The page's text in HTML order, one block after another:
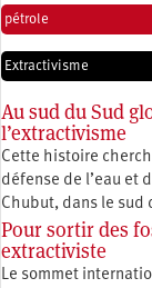
pétrole
Extractivisme
Au sud du Sud
l’extractivisme
Cette histoire
défense de l’eau et
Chubut, dans le sud
Pour sortir des
extractiviste
Le sommet